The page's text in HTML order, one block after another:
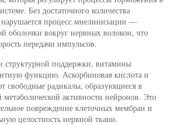
Без достаточного количества
процесс миелинизации —
оболочки вокруг нервных волокон, что
передачи импульсов.
структурной поддержки, витамины
функцию. Аскорбиновая кислота и
свободные радикалы, образующиеся в
метаболической активности нейронов. Это
повреждение клеточных мембран и
целостность нервной ткани.